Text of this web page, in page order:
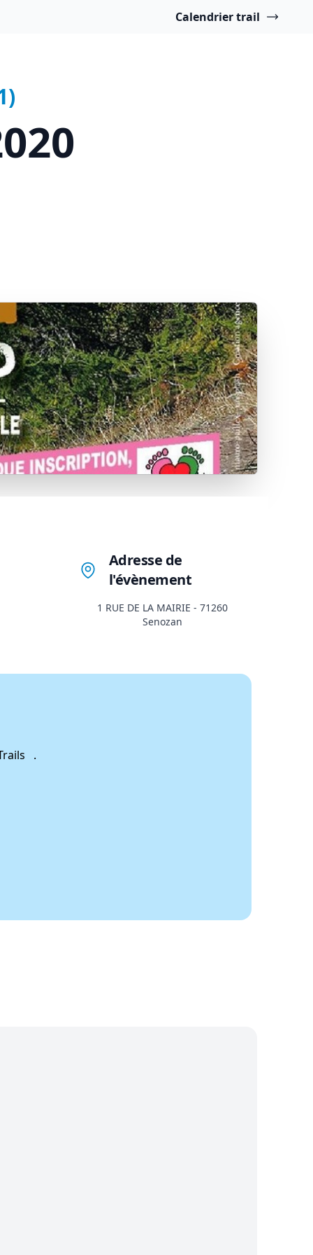
Calendrier trail
Adresse de
l'évènement
1 RUE DE LA MAIRIE - 71260
Senozan
.